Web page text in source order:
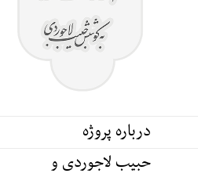
درباره پروژه
حبیب لاجوردی و